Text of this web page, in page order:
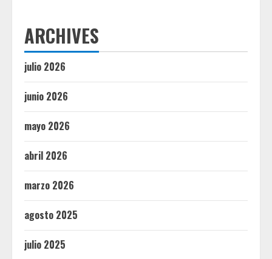
ARCHIVES
julio 2026
junio 2026
mayo 2026
abril 2026
marzo 2026
agosto 2025
julio 2025